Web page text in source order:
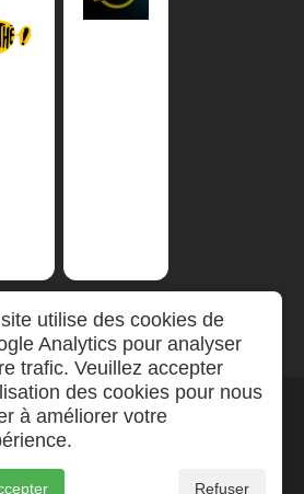
utilise des cookies de
Analytics pour analyser
trafic. Veuillez accepter
des cookies pour nous
à améliorer votre
Refuser